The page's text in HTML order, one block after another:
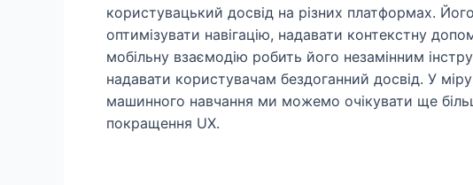
користувацький досвід на різних платформах.
оптимізувати навігацію, надавати контекстну
мобільну взаємодію робить його незамінним
надавати користувачам бездоганний досвід. У
машинного навчання ми можемо очікувати ще
покращення UX.